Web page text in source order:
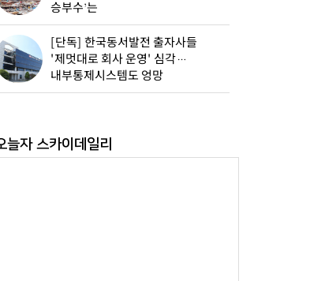
승부수’는
[단독] 한국동서발전 출자사들
'제멋대로 회사 운영' 심각…
내부통제시스템도 엉망
늘자 스카이데일리